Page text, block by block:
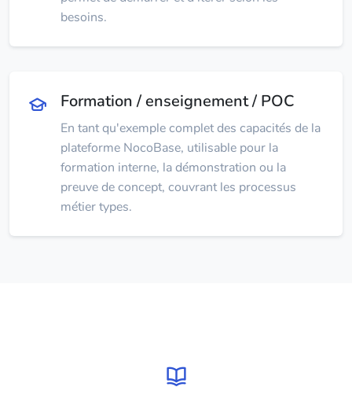
besoins.
Formation / enseignement / POC
En tant qu'exemple complet des capacités de la
plateforme NocoBase, utilisable pour la
formation interne, la démonstration ou la
preuve de concept, couvrant les processus
métier types.